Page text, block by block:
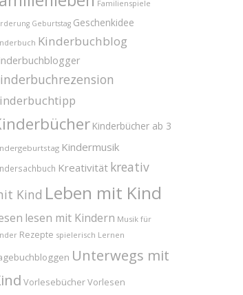
Familienspiele
Geburtstag Geschenkidee
Kinderbuchblog
Kinderbücher ab 3
Kindermusik
Kreativität kreativ
Kind Leben mit Kind
lesen mit Kindern Musik für
Rezepte spielerisch Lernen
Unterwegs mit
VorlesebücherVorlesen